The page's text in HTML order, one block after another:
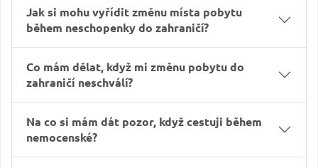
Jak si mohu vyřídit změnu místa pobytu
během neschopenky do zahraničí?
Co mám dělat, když mi změnu pobytu do
zahraničí neschválí?
Na co si mám dát pozor, když cestuji během
nemocenské?